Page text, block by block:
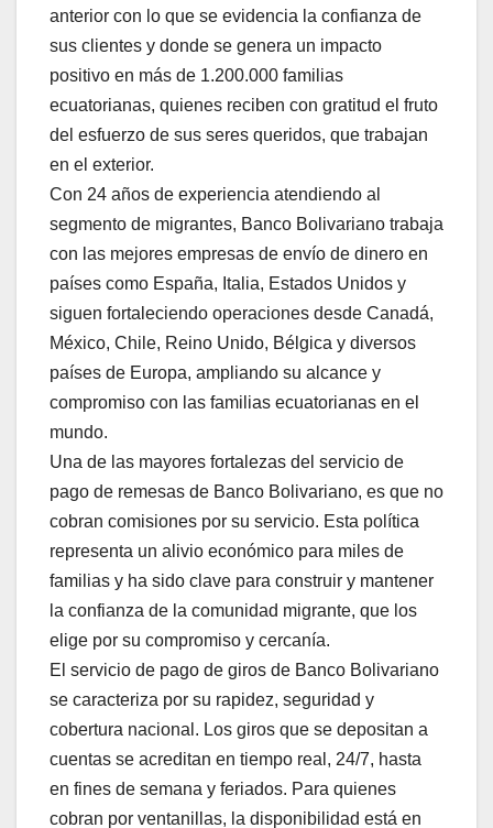
anterior con lo que se evidencia la confianza de
sus clientes y donde se genera un impacto
positivo en más de 1.200.000 familias
ecuatorianas, quienes reciben con gratitud el fruto
del esfuerzo de sus seres queridos, que trabajan
en el exterior.
Con 24 años de experiencia atendiendo al
segmento de migrantes, Banco Bolivariano trabaja
con las mejores empresas de envío de dinero en
países como España, Italia, Estados Unidos y
siguen fortaleciendo operaciones desde Canadá,
México, Chile, Reino Unido, Bélgica y diversos
países de Europa, ampliando su alcance y
compromiso con las familias ecuatorianas en el
mundo.
Una de las mayores fortalezas del servicio de
pago de remesas de Banco Bolivariano, es que no
cobran comisiones por su servicio. Esta política
representa un alivio económico para miles de
familias y ha sido clave para construir y mantener
la confianza de la comunidad migrante, que los
elige por su compromiso y cercanía.
El servicio de pago de giros de Banco Bolivariano
se caracteriza por su rapidez, seguridad y
cobertura nacional. Los giros que se depositan a
cuentas se acreditan en tiempo real, 24/7, hasta
en fines de semana y feriados. Para quienes
cobran por ventanillas, la disponibilidad está en